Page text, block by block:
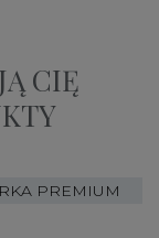
CIĘ
PREMIUM